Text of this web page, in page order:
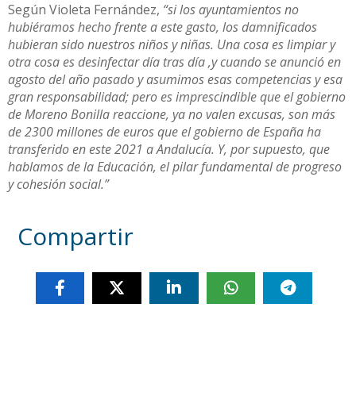
Según Violeta Fernández, “si los ayuntamientos no
hubiéramos hecho frente a este gasto, los damnificados
hubieran sido nuestros niños y niñas. Una cosa es limpiar y
otra cosa es desinfectar día tras día ,y cuando se anunció en
agosto del año pasado y asumimos esas competencias y esa
gran responsabilidad; pero es imprescindible que el gobierno
de Moreno Bonilla reaccione, ya no valen excusas, son más
de 2300 millones de euros que el gobierno de España ha
transferido en este 2021 a Andalucía. Y, por supuesto, que
hablamos de la Educación, el pilar fundamental de progreso
y cohesión social.”
Compartir